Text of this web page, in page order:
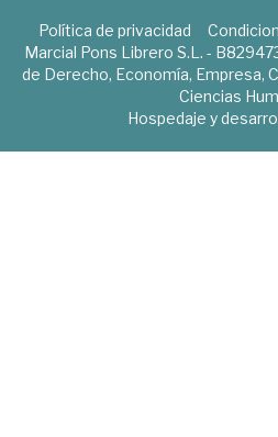
Política de privacidad
Marcial Pons Librero S.L. -
de Derecho, Economía, Empresa,
Ciencias
Hospedaje y